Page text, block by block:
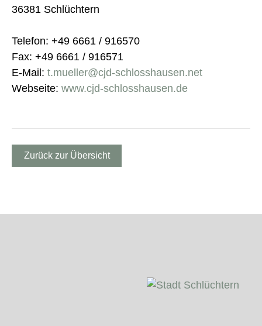
36381 Schlüchtern
Telefon: +49 6661 / 916570
Fax: +49 6661 / 916571
E-Mail: t.mueller@cjd-schlosshausen.net
Webseite: www.cjd-schlosshausen.de
Zurück zur Übersicht